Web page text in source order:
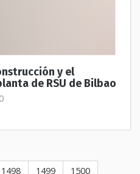
y el
de RSU de Bilbao
1498 1499
1500